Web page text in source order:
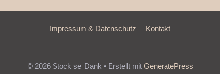
Impressum & Datenschutz Kontakt
© 2026 Stock sei Dank • Erstellt mit GeneratePress